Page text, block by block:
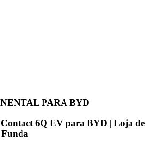
PARA BYD
6Q EV para BYD | Loja de